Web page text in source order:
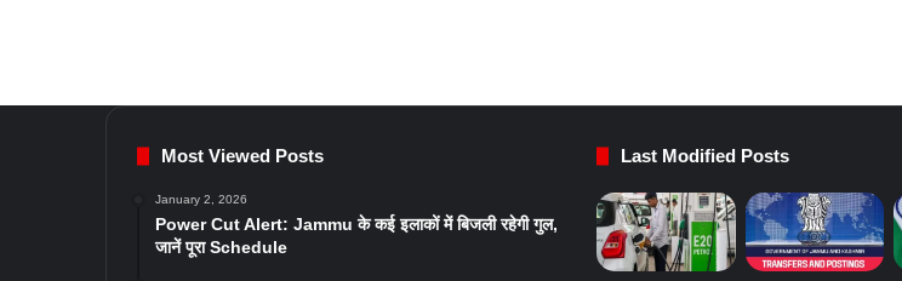
Most Viewed Posts
January 2, 2026
Power Cut Alert: Jammu के कई इलाकों में बिजली रहेगी गुल,
जानें पूरा Schedule
Last Modified Posts